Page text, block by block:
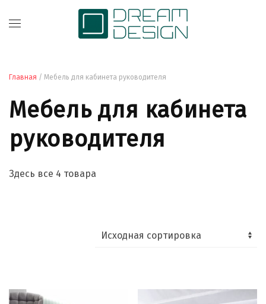
Главная / Мебель для кабинета руководителя
Мебель для кабинета
руководителя
Здесь все 4 товара